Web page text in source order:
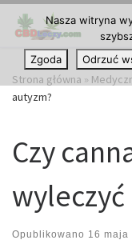
Przejdź do treści
Strona główna »
autyzm?
Czy
wyleczyć
Opublikowano 16 maja
Nasza witryna
Zgoda
Odrzuć